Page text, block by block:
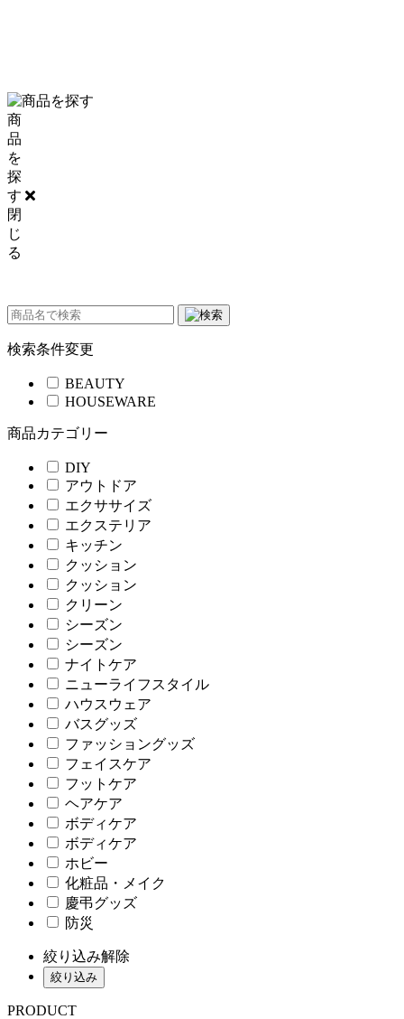
商
品
を
探
す
閉
じ
る
検索条件変更
BEAUTY
HOUSEWARE
商品カテゴリー
DIY
アウトドア
エクササイズ
エクステリア
キッチン
クッション
クッション
クリーン
シーズン
シーズン
ナイトケア
ニューライフスタイル
ハウスウェア
バスグッズ
ファッショングッズ
フェイスケア
フットケア
ヘアケア
ボディケア
ボディケア
ホビー
化粧品・メイク
慶弔グッズ
防災
絞り込み解除
絞り込み
PRODUCT